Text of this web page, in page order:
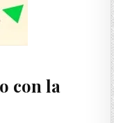
con la